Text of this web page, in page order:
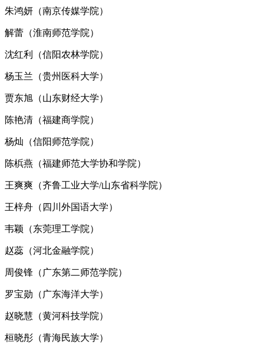
朱鸿妍（南京传媒学院）
解蕾（淮南师范学院）
沈红利（信阳农林学院）
杨玉兰（贵州医科大学）
贾东旭（山东财经大学）
陈艳清（福建商学院）
杨灿（信阳师范学院）
陈梹燕（福建师范大学协和学院）
王爽爽（齐鲁工业大学/山东省科学院）
王梓舟（四川外国语大学）
韦颖（东莞理工学院）
赵蕊（河北金融学院）
周俊锋（广东第二师范学院）
罗宝勋（广东海洋大学）
赵晓慧（黄河科技学院）
桓晓彤（青海民族大学）